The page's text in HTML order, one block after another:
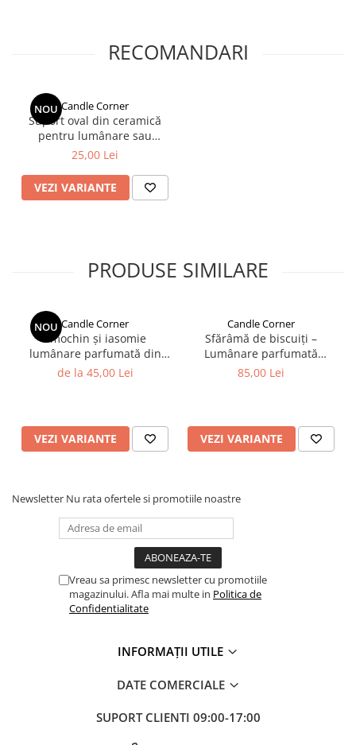
RECOMANDARI
NOU Candle Corner
Suport oval din ceramică
pentru lumânare sau
bijuterii – 9x17,5 cm
25,00 Lei
VEZI VARIANTE
PRODUSE SIMILARE
NOU Candle Corner
Smochin și iasomie
lumânare parfumată din
ceară naturală de soia în
de la 45,00 Lei
VEZI VARIANTE
Candle Corner
Sfărâmă de biscuiți –
Lumânare parfumată
handmade 150 g
85,00 Lei
VEZI VARIANTE
Newsletter Nu rata ofertele si promotiile noastre
Vreau sa primesc newsletter cu promotiile
magazinului. Afla mai multe in Politica de
Confidentialitate
INFORMAȚII UTILE
DATE COMERCIALE
SUPORT CLIENTI 09:00-17:00